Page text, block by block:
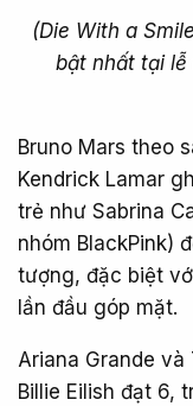
(Die With a
bật nhất tại lễ
Bruno Mars theo
Kendrick Lamar
trẻ như Sabrina
nhóm BlackPink)
tượng, đặc biệt
lần đầu góp mặt.
Ariana Grande
Billie Eilish đạt 6,